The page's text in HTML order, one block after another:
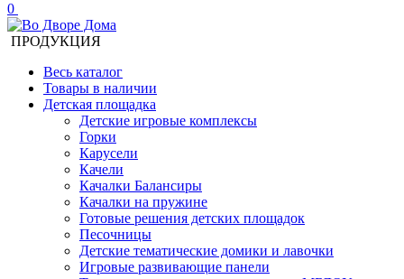
0
ПРОДУКЦИЯ
Весь каталог
Товары в наличии
Детская площадка
Детские игровые комплексы
Горки
Карусели
Качели
Качалки Балансиры
Качалки на пружине
Готовые решения детских площадок
Песочницы
Детские тематические домики и лавочки
Игровые развивающие панели